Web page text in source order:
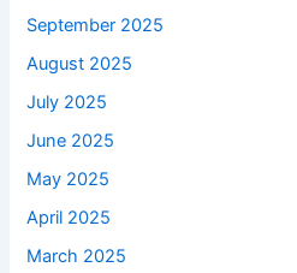
September 2025
August 2025
July 2025
June 2025
May 2025
April 2025
March 2025